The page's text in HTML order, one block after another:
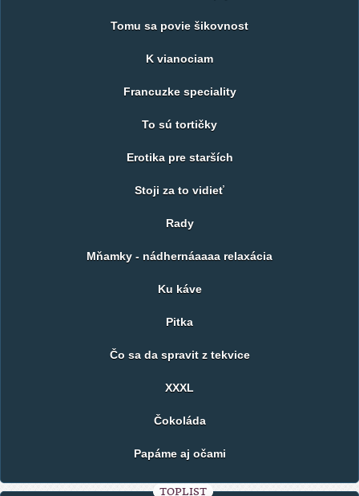
Tomu sa povie šikovnost
K vianociam
Francuzke speciality
To sú tortičky
Erotika pre starších
Stoji za to vidieť
Rady
Mňamky - nádhernáaaaa relaxácia
Ku káve
Pitka
Čo sa da spravit z tekvice
XXXL
Čokoláda
Papáme aj očami
TOPLIST